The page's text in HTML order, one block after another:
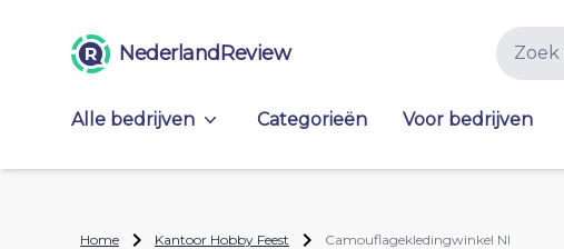
NederlandReview
Alle bedrijven Categorieën Voor bedrijven
Home Kantoor Hobby Feest Camouflagekledingwinkel Nl